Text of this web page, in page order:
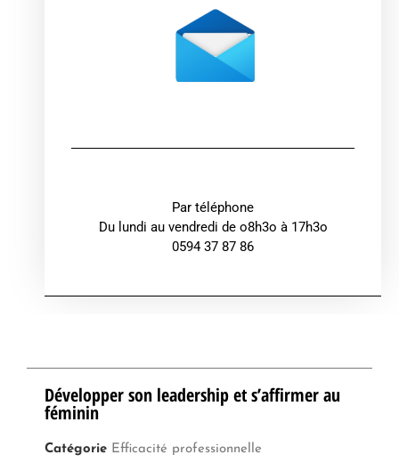
Par téléphone
Du lundi au vendredi de o8h3o à 17h3o
0594 37 87 86
Développer son leadership et s’affirmer au
féminin
Catégorie Efficacité professionnelle